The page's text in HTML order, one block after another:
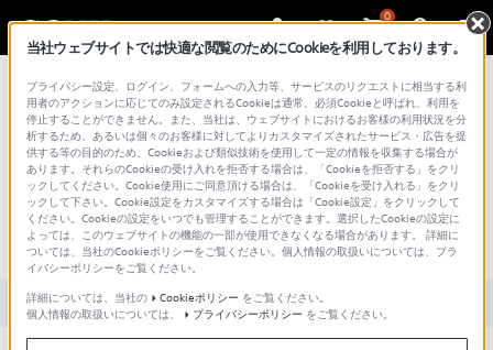
0
総合サポート・お問い合わせ
文書番号 : S0907031064293 / 最終更新日 : 2025/03/11
[Windows 7] ソフトウェアを管理者とし
て実行する方法
対象製品カテゴリー・製品
当社ウェブサイトでは快適な閲覧のためにCookieを利用しております。
プライバシー設定、ログイン、フォームへの入力等、サービスのリクエストに相当する利
用者のアクションに応じてのみ設定されるCookieは通常、必須Cookieと呼ばれ、利用を
停止することができません。また、当社は、ウェブサイトにおけるお客様の利用状況を分
析するため、あるいは個々のお客様に対してよりカスタマイズされたサービス・広告を提
供する等の目的のため、Cookieおよび類似技術を使用して一定の情報を収集する場合が
あります。それらのCookieの受け入れを拒否する場合は、「Cookieを拒否する」をクリ
ックしてください。Cookie使用にご同意頂ける場合は、「Cookieを受け入れる」をクリ
ックして下さい。Cookie設定をカスタマイズする場合は「Cookie設定」をクリックして
ください。Cookieの設定をいつでも管理することができます。選択したCookieの設定に
よっては、このウェブサイトの機能の一部が使用できなくなる場合があります。 詳細に
ついては、当社のCookieポリシーをご覧ください。個人情報の取扱いについては、プラ
イバシーポリシーをご覧ください。
詳細については、当社の
Cookieポリシー をご覧ください。
個人情報の取扱いについては、
プライバシーポリシー をご覧ください。